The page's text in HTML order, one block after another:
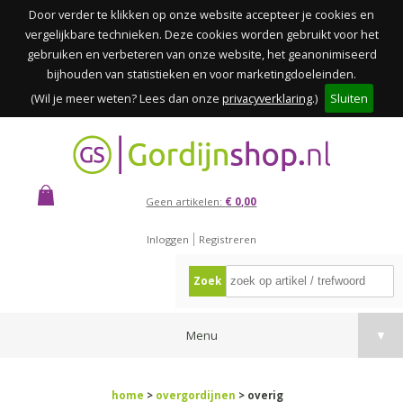
Door verder te klikken op onze website accepteer je cookies en
vergelijkbare technieken. Deze cookies worden gebruikt voor het
gebruiken en verbeteren van onze website, het geanonimiseerd
bijhouden van statistieken en voor marketingdoeleinden.
(Wil je meer weten? Lees dan onze privacyverklaring.) Sluiten
Geen artikelen: € 0,00
Inloggen Registreren
Zoek
Menu ▼
home > overgordijnen > overig